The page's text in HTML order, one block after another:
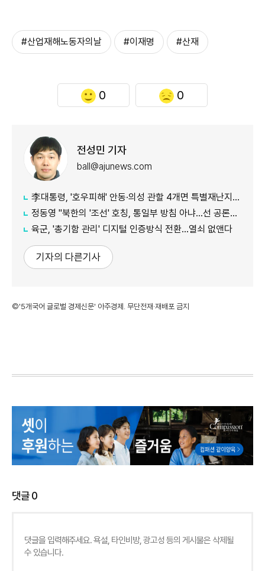
#산업재해노동자의날 #이재명 #산재
0 0
전성민 기자
ball@ajunews.com
李대통령, '호우피해' 안동·의성 관할 4개면 특별재난지역 선포
정동영 "북한의 '조선' 호칭, 통일부 방침 아냐...선 공론화 먼저"
육군, '총기함 관리' 디지털 인증방식 전환…열쇠 없앤다
기자의 다른기사
©'5개국어 글로벌 경제신문' 아주경제. 무단전재·재배포 금지
댓글0